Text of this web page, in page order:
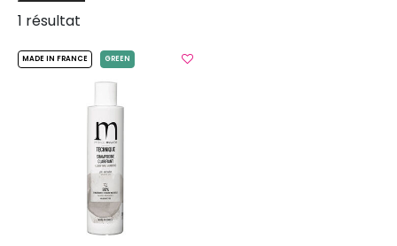
1 résultat
MADE IN FRANCE GREEN